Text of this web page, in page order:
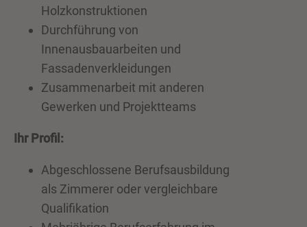
Holzkonstruktionen
Durchführung von
Innenausbauarbeiten und
Fassadenverkleidungen
Zusammenarbeit mit anderen
Gewerken und Projektteams
Ihr Profil:
Abgeschlossene Berufsausbildung
als Zimmerer oder vergleichbare
Qualifikation